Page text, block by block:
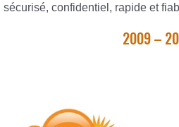
sécurisé, confidentiel, rapide et
2009 –